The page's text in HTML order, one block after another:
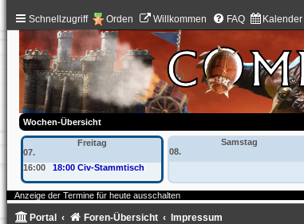
Schnellzugriff Orden Willkommen FAQ Kalender
Wochen-Übersicht
Freitag
07.
16:00
18:00 Civ-Stammtisch
Samstag
08.
Anzeige der Termine für heute ausschalten
Portal Foren-Übersicht Impressum